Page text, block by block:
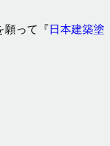
願って『 日本建築塗